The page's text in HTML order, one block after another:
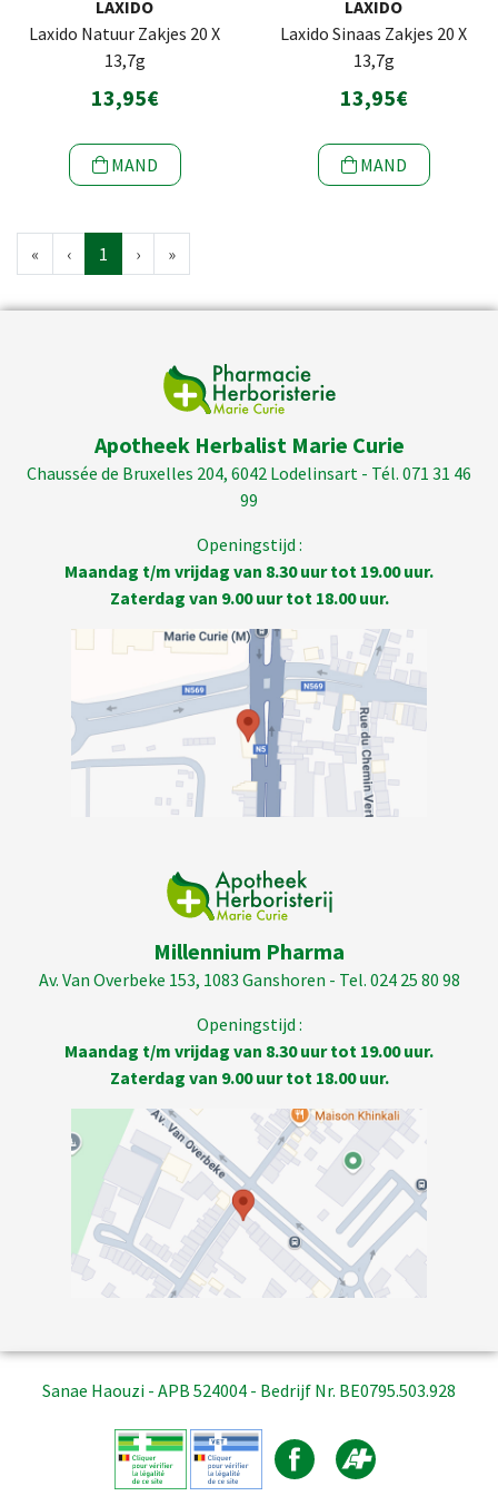
LAXIDO
Laxido Natuur Zakjes 20 X
13,7g
13,95€
MAND
LAXIDO
Laxido Sinaas Zakjes 20 X
13,7g
13,95€
MAND
« ‹ 1 › »
Apotheek Herbalist Marie Curie
Chaussée de Bruxelles 204, 6042 Lodelinsart - Tél. 071 31 46
99
Openingstijd :
Maandag t/m vrijdag van 8.30 uur tot 19.00 uur.
Zaterdag van 9.00 uur tot 18.00 uur.
Millennium Pharma
Av. Van Overbeke 153, 1083 Ganshoren - Tel. 024 25 80 98
Openingstijd :
Maandag t/m vrijdag van 8.30 uur tot 19.00 uur.
Zaterdag van 9.00 uur tot 18.00 uur.
Sanae Haouzi - APB 524004 - Bedrijf Nr. BE0795.503.928